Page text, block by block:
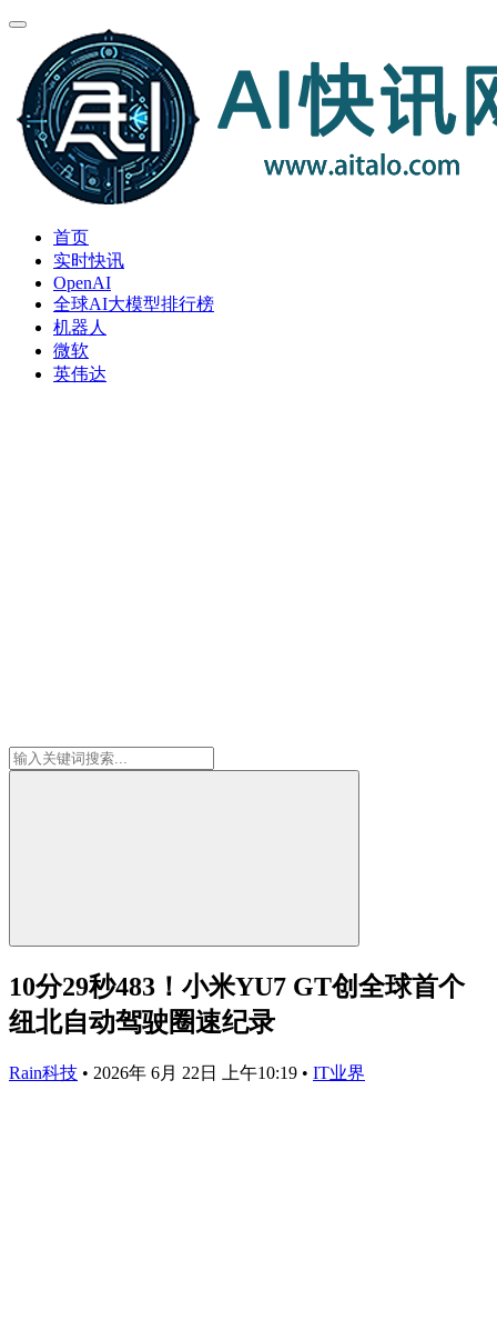
首页
实时快讯
OpenAI
全球AI大模型排行榜
机器人
微软
英伟达
10分29秒483！小米YU7 GT创全球首个
纽北自动驾驶圈速纪录
Rain科技 • 2026年 6月 22日 上午10:19 • IT业界